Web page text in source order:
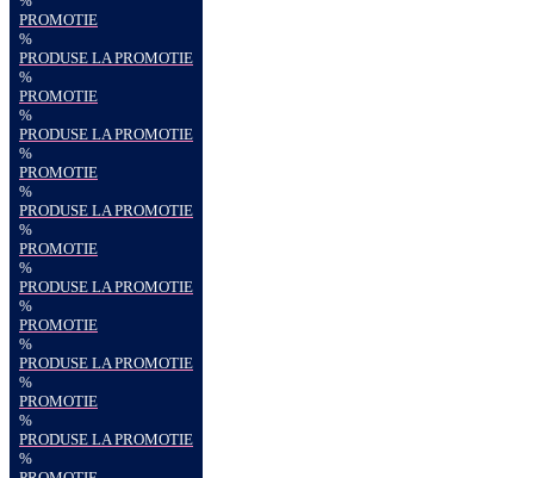
PROMOTIE
%
PRODUSE LA PROMOTIE
%
PROMOTIE
%
PRODUSE LA PROMOTIE
%
PROMOTIE
%
PRODUSE LA PROMOTIE
%
PROMOTIE
%
PRODUSE LA PROMOTIE
%
PROMOTIE
%
PRODUSE LA PROMOTIE
%
PROMOTIE
%
PRODUSE LA PROMOTIE
%